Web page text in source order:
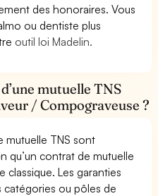
des honoraires. Vous
ou dentiste plus
outil loi Madelin.
mutuelle TNS
/ Compograveuse ?
mutuelle TNS sont
qu’un contrat de mutuelle
classique. Les garanties
catégories ou pôles de